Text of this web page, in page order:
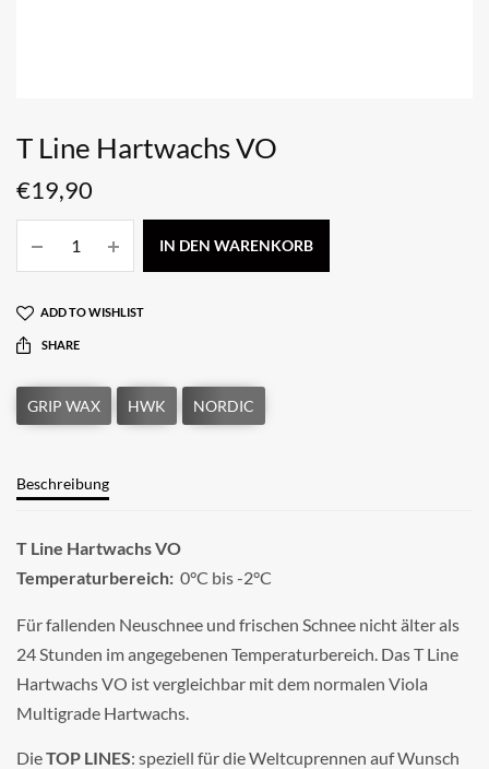
T Line Hartwachs VO
€19,90
IN DEN WARENKORB
ADD TO WISHLIST
SHARE
Beschreibung
T Line Hartwachs VO
Temperaturbereich: 0°C bis -2°C
Für fallenden Neuschnee und frischen Schnee nicht älter als
24 Stunden im angegebenen Temperaturbereich. Das T Line
Hartwachs VO ist vergleichbar mit dem normalen Viola
Multigrade Hartwachs.
DieTOP LINES: speziell für die Weltcuprennen auf Wunsch